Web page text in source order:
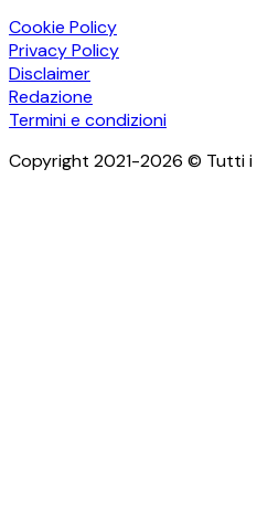
Cookie Policy
Privacy Policy
Disclaimer
Redazione
Termini e condizioni
Copyright 2021-2026 © Tutti